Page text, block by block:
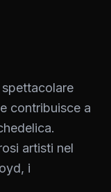
contribuisce a
artisti nel
i